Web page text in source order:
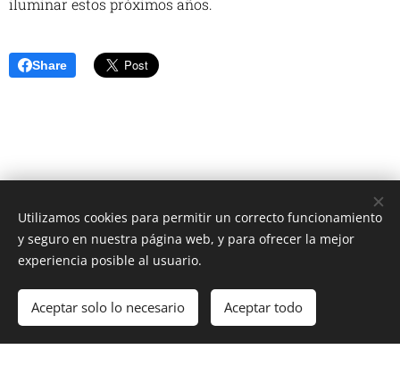
iluminar estos próximos años.
Share
Unione Superiori Generali - Via dei Penitenzieri 19 -00193 ROMA
Cookies
Idiomas
Italiano
English Français Español
Utilizamos cookies para permitir un correcto funcionamiento
y seguro en nuestra página web, y para ofrecer la mejor
experiencia posible al usuario.
Aceptar solo lo necesario Aceptar todo